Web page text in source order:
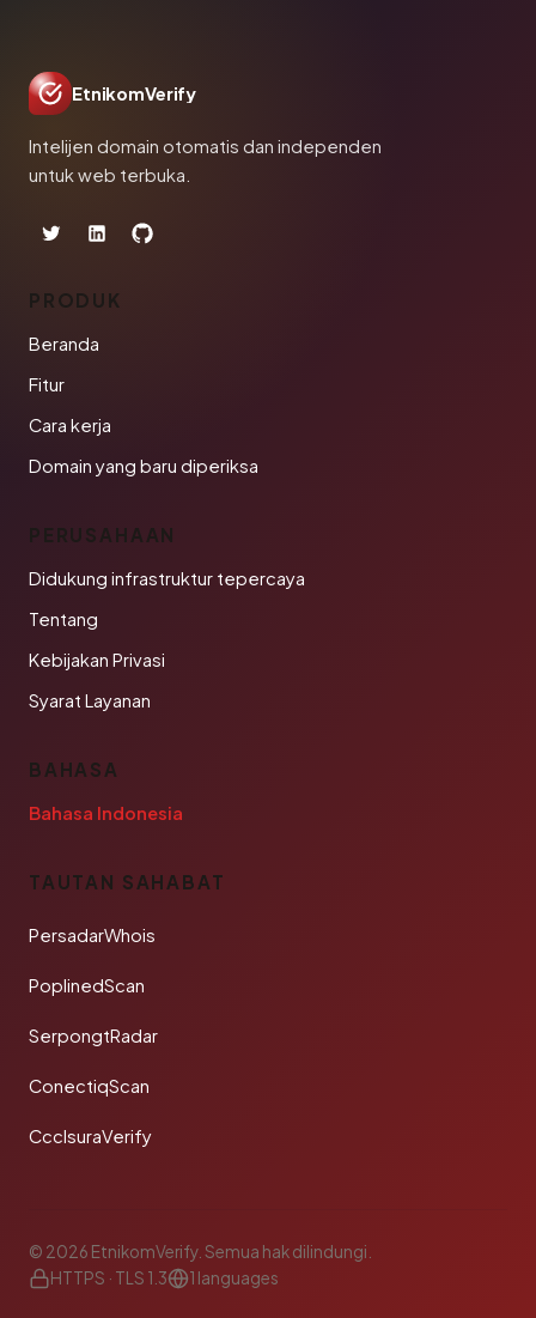
EtnikomVerify
Intelijen domain otomatis dan independen
untuk web terbuka.
PRODUK
Beranda
Fitur
Cara kerja
Domain yang baru diperiksa
PERUSAHAAN
Didukung infrastruktur tepercaya
Tentang
Kebijakan Privasi
Syarat Layanan
BAHASA
Bahasa Indonesia
TAUTAN SAHABAT
PersadarWhois
PoplinedScan
SerpongtRadar
ConectiqScan
CcclsuraVerify
© 2026 EtnikomVerify. Semua hak dilindungi.
HTTPS · TLS 1.3
1 languages